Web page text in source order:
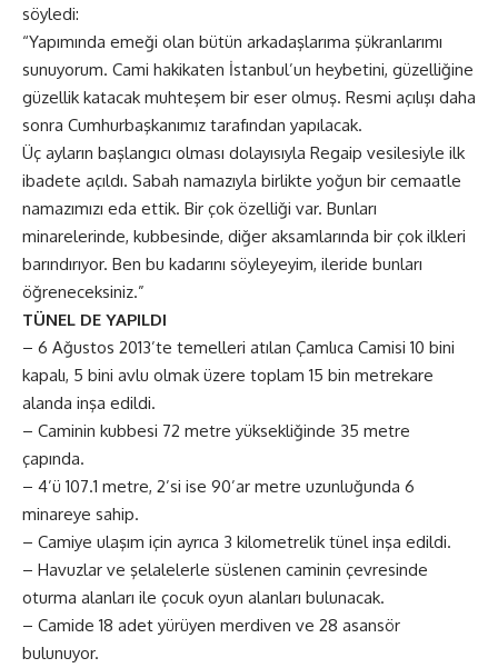
söyledi:
“Yapımında emeği olan bütün arkadaşlarıma şükranlarımı
sunuyorum. Cami hakikaten İstanbul’un heybetini, güzelliğine
güzellik katacak muhteşem bir eser olmuş. Resmi açılışı daha
sonra Cumhurbaşkanımız tarafından yapılacak.
Üç ayların başlangıcı olması dolayısıyla Regaip vesilesiyle ilk
ibadete açıldı. Sabah namazıyla birlikte yoğun bir cemaatle
namazımızı eda ettik. Bir çok özelliği var. Bunları
minarelerinde, kubbesinde, diğer aksamlarında bir çok ilkleri
barındırıyor. Ben bu kadarını söyleyeyim, ileride bunları
öğreneceksiniz.”
TÜNEL DE YAPILDI
– 6 Ağustos 2013’te temelleri atılan Çamlıca Camisi 10 bini
kapalı, 5 bini avlu olmak üzere toplam 15 bin metrekare
alanda inşa edildi.
– Caminin kubbesi 72 metre yüksekliğinde 35 metre
çapında.
– 4’ü 107.1 metre, 2’si ise 90’ar metre uzunluğunda 6
minareye sahip.
– Camiye ulaşım için ayrıca 3 kilometrelik tünel inşa edildi.
– Havuzlar ve şelalelerle süslenen caminin çevresinde
oturma alanları ile çocuk oyun alanları bulunacak.
– Camide 18 adet yürüyen merdiven ve 28 asansör
bulunuyor.